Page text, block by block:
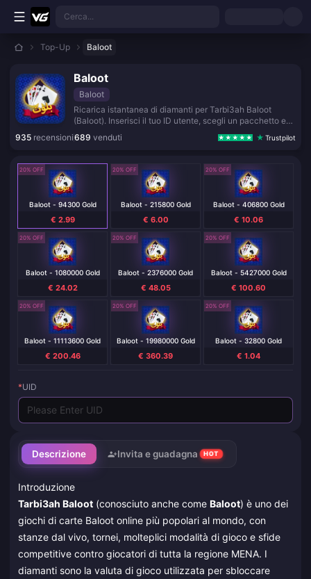
Vai al contenuto principale
Cerca...
Top-Up Baloot
Baloot
Baloot
Ricarica istantanea di diamanti per Tarbi3ah Baloot
(Baloot). Inserisci il tuo ID utente, scegli un pacchetto e
ricevi i diamanti in pochi minuti.
935 recensioni689 venduti Trustpilot
Descrizione Invita e guadagna HOT
Introduzione
Tarbi3ah Baloot (conosciuto anche come Baloot) è uno dei
giochi di carte Baloot online più popolari al mondo, con
stanze dal vivo, tornei, molteplici modalità di gioco e sfide
competitive contro giocatori di tutta la regione MENA. I
diamanti sono la valuta di gioco utilizzata per sbloccare
20% OFF
Baloot - 94300 Gold
€ 2.99
20% OFF
Baloot - 215800 Gold
€ 6.00
20% OFF
Baloot - 406800 Gold
€ 10.06
20% OFF
Baloot - 1080000 Gold
€ 24.02
20% OFF
Baloot - 2376000 Gold
€ 48.05
20% OFF
Baloot - 5427000 Gold
€ 100.60
20% OFF
Baloot - 11113600 Gold
€ 200.46
20% OFF
Baloot - 19980000 Gold
€ 360.39
20% OFF
Baloot - 32800 Gold
€ 1.04
*UID